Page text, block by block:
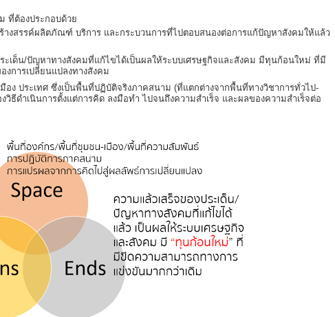
ที่ต้องประกอบด้วย
างสรรค์ผลิตภัณฑ์ บริการ และกระบวนการที่ไปตอบสนองต่อการแก้ปัญหาสังคมให้แล้ว
ะเด็น/ปัญหาทางสังคมที่แก้ไขได้เป็นผลให้ระบบเศรษฐกิจและสังคม มีทุนก้อนใหม่ ที่มี
การเปลี่ยนแปลงทางสังคม
ง ประเทศ ซึ่งเป็นพื้นที่ปฏิบัติจริงภาคสนาม (ที่แตกต่างจากพื้นที่ทางวิชาการทั่วไป-
ดำเนินการตั้งแต่การคิด ลงมือทำ ไปจนถึงความสำเร็จ และผลของความสำเร็จต่อ